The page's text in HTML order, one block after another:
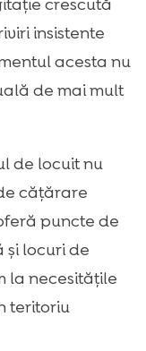
în funcție de
cățărare,
înainte
un interior
corect
idei pentru un
înălțimi și
insistente
acesta nu
de mai mult
de locuit nu
cățărare
puncte de
locuri de
la necesitățile
teritoriu